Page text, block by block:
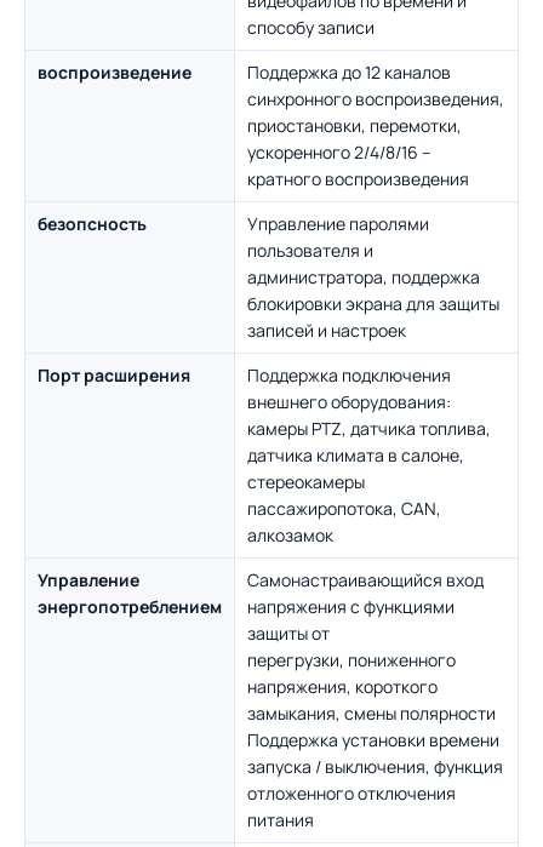
способу записи
воспроизведение
Поддержка до 12 каналов
синхронного воспроизведения,
приостановки, перемотки,
ускоренного 2/4/8/16 –
кратного воспроизведения
безопсность
Управление паролями
пользователя и
администратора, поддержка
блокировки экрана для защиты
записей и настроек
Порт расширения
Поддержка подключения
внешнего оборудования:
камеры PTZ, датчика топлива,
датчика климата в салоне,
стереокамеры
пассажиропотока, CAN,
алкозамок
Управление
энергопотреблением
Самонастраивающийся вход
напряжения с функциями
защиты от
перегрузки, пониженного
напряжения, короткого
замыкания, смены полярности
Поддержка установки времени
запуска / выключения, функция
отложенного отключения
питания